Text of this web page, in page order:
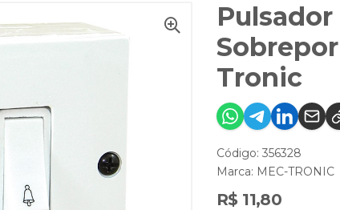
Tronic
Código: 356328
Marca: MEC-TRONIC
R$ 11,80